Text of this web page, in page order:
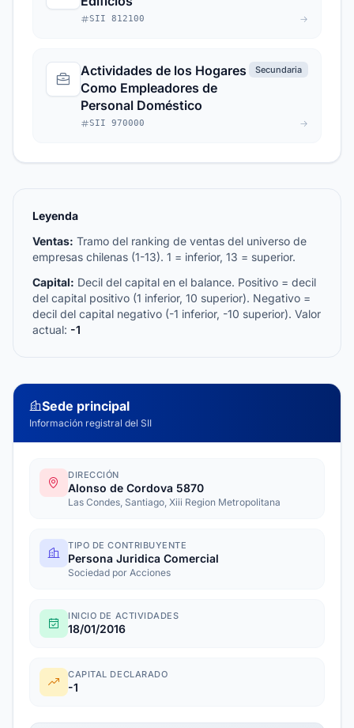
SII 812100
Actividades de los Hogares
Como Empleadores de
Personal Doméstico
Secundaria
SII 970000
Leyenda
Ventas: Tramo del ranking de ventas del universo de
empresas chilenas (1-13). 1 = inferior, 13 = superior.
Capital: Decil del capital en el balance. Positivo = decil
del capital positivo (1 inferior, 10 superior). Negativo =
decil del capital negativo (-1 inferior, -10 superior). Valor
actual: -1
Sede principal
Información registral del SII
DIRECCIÓN
Alonso de Cordova 5870
Las Condes, Santiago, Xiii Region Metropolitana
TIPO DE CONTRIBUYENTE
Persona Juridica Comercial
Sociedad por Acciones
INICIO DE ACTIVIDADES
18/01/2016
CAPITAL DECLARADO
-1